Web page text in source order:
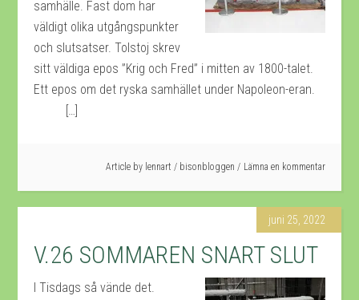
samhälle. Fast dom har
väldigt olika utgångspunkter
och slutsatser. Tolstoj skrev
sitt väldiga epos ”Krig och Fred” i mitten av 1800-talet.
Ett epos om det ryska samhället under Napoleon-eran.
[…]
Article by lennart / bisonbloggen Lämna en kommentar
juni 25, 2022
V.26 SOMMAREN SNART SLUT
I Tisdags så vände det.